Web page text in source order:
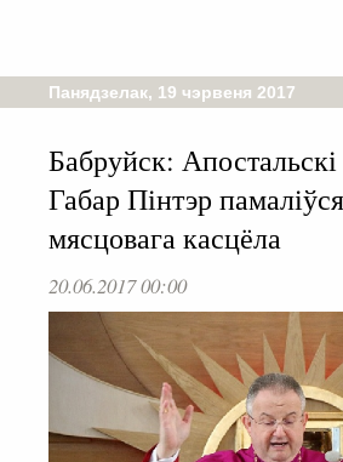
Панядзелак, 19 чэрвеня 2017
Бабруйск:
Габар Пінтэр
мясцовага касцёла
20.06.2017 00:00